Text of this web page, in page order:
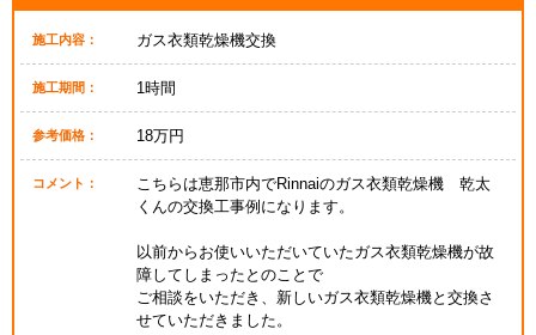
施工内容： ガス衣類乾燥機交換
施工期間： 1時間
参考価格： 18万円
コメント：
こちらは恵那市内でRinnaiのガス衣類乾燥機 乾太
くんの交換工事例になります。
以前からお使いいただいていたガス衣類乾燥機が故
障してしまったとのことで
ご相談をいただき、新しいガス衣類乾燥機と交換さ
せていただきました。